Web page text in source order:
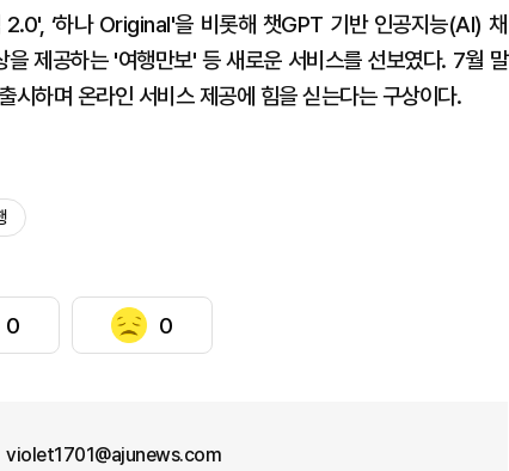
‘하나 Original'을 비롯해 챗GPT 기반 인공지능(AI) 채
제공하는 '여행만보' 등 새로운 서비스를 선보였다. 7월 말
시하며 온라인 서비스 제공에 힘을 싣는다는 구상이다.
0 0
violet1701@ajunews.com